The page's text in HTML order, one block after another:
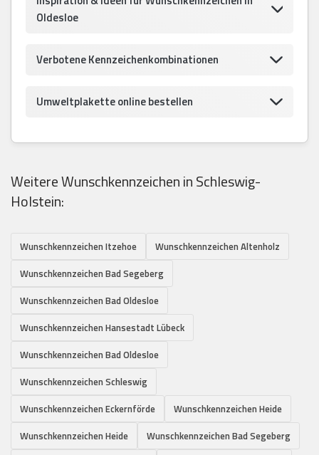
Oldesloe
Verbotene Kennzeichenkombinationen
Umweltplakette online bestellen
Weitere Wunschkennzeichen in Schleswig-
Holstein:
Wunschkennzeichen Itzehoe
Wunschkennzeichen Altenholz
Wunschkennzeichen Bad Segeberg
Wunschkennzeichen Bad Oldesloe
Wunschkennzeichen Hansestadt Lübeck
Wunschkennzeichen Bad Oldesloe
Wunschkennzeichen Schleswig
Wunschkennzeichen Eckernförde
Wunschkennzeichen Heide
Wunschkennzeichen Heide
Wunschkennzeichen Bad Segeberg